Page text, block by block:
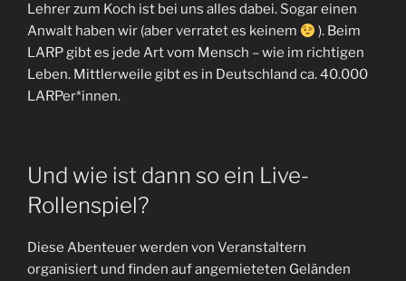
Lehrer zum Koch ist bei uns alles dabei. Sogar einen
Anwalt haben wir (aber verratet es keinem
). Beim
LARP gibt es jede Art vom Mensch – wie im richtigen
Leben. Mittlerweile gibt es in Deutschland ca. 40.000
LARPer*innen.
Und wie ist dann so ein Live-
Rollenspiel?
Diese Abenteuer werden von Veranstaltern
organisiert und finden auf angemieteten Geländen